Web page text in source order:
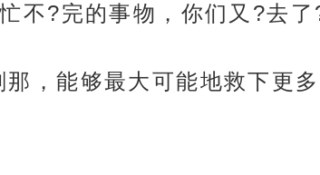
不?完的事物，你们又?去
，能够最大可能地救下更多